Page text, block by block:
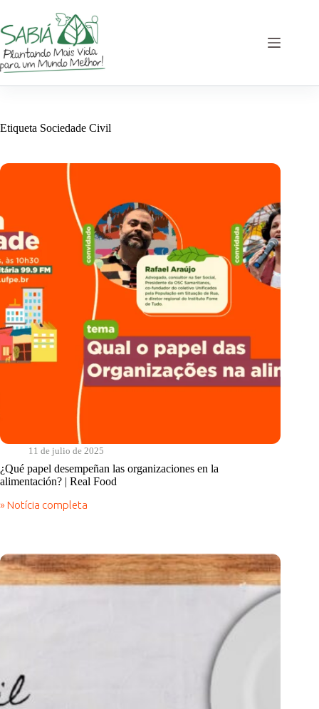
contenido
Etiqueta Sociedade Civil
11 de julio de 2025
¿Qué papel desempeñan las organizaciones en la
alimentación? | Real Food
» Notícia completa
¿Qué
organizaciones
en
la